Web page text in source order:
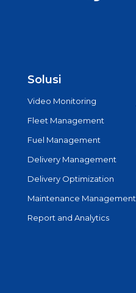
Solusi
Video Monitoring
Fleet Management
Fuel Management
Delivery Management
Delivery Optimization
Maintenance Management
Report and Analytics